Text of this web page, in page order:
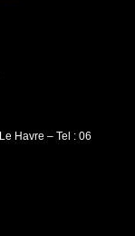
Havre – Tel : 06